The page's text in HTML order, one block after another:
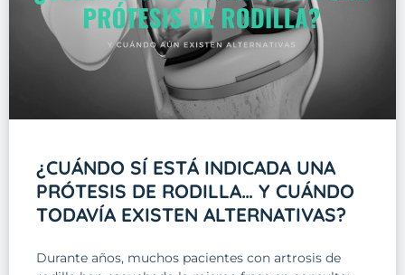
¿CUÁNDO SÍ ESTÁ INDICADA UNA
PRÓTESIS DE RODILLA… Y CUÁNDO
TODAVÍA EXISTEN ALTERNATIVAS?
Durante años, muchos pacientes con artrosis de